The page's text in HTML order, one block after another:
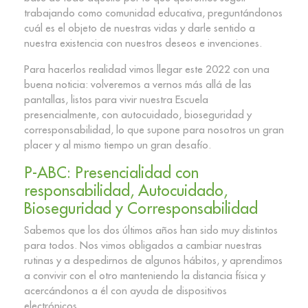
trabajando como comunidad educativa, preguntándonos
cuál es el objeto de nuestras vidas y darle sentido a
nuestra existencia con nuestros deseos e invenciones.
Para hacerlos realidad vimos llegar este 2022 con una
buena noticia: volveremos a vernos más allá de las
pantallas, listos para vivir nuestra Escuela
presencialmente, con autocuidado, bioseguridad y
corresponsabilidad, lo que supone para nosotros un gran
placer y al mismo tiempo un gran desafío.
P-ABC: Presencialidad con
responsabilidad, Autocuidado,
Bioseguridad y Corresponsabilidad
Sabemos que los dos últimos años han sido muy distintos
para todos. Nos vimos obligados a cambiar nuestras
rutinas y a despedirnos de algunos hábitos, y aprendimos
a convivir con el otro manteniendo la distancia física y
acercándonos a él con ayuda de dispositivos
electrónicos.